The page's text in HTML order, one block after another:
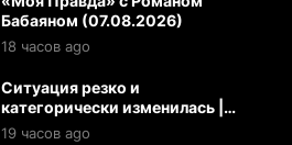
Бабаяном (07.08.2026)
18 часов ago
Ситуация резко и
категорически изменилась |
Кот Костян
19 часов ago